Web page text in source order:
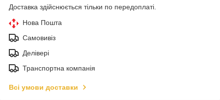
Доставка здійснюється тільки по передоплаті.
Нова Пошта
Самовивіз
Делівері
Транспортна компанія
Всі умови доставки